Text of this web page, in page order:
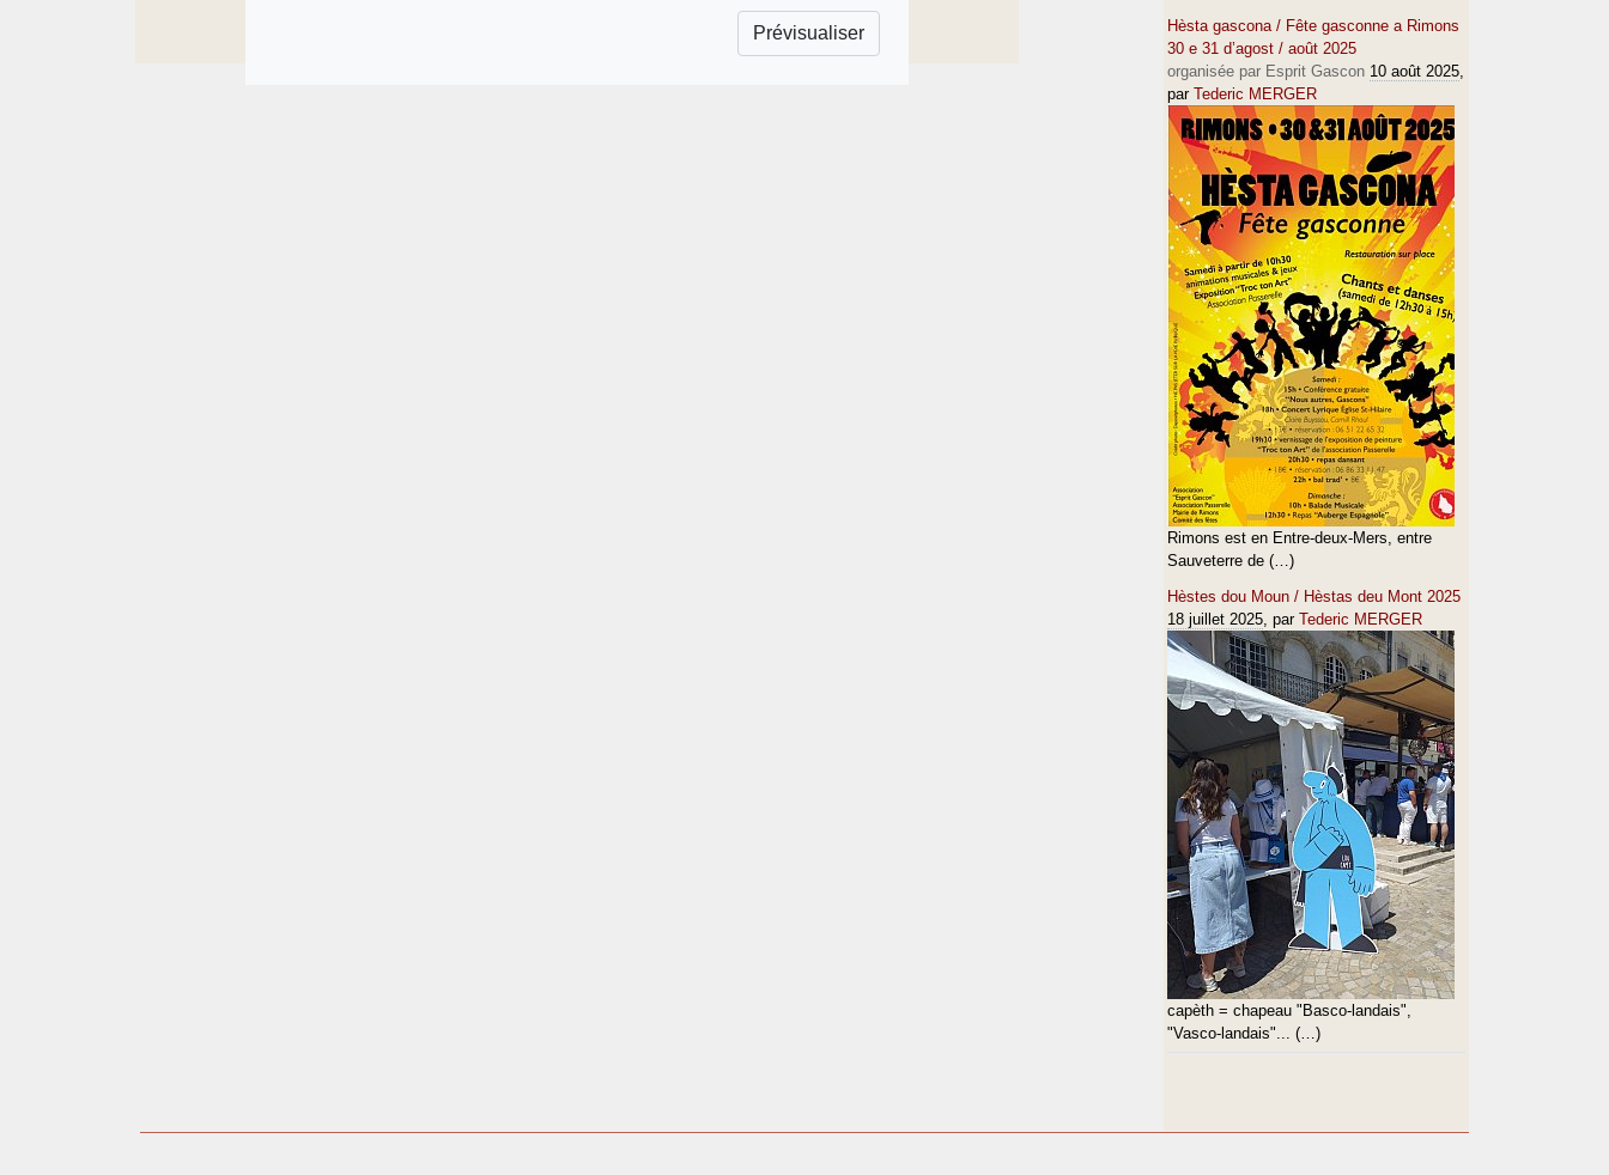
Hèsta gascona / Fête gasconne a Rimons
30 e 31 d’agost / août 2025
organisée par Esprit Gascon 10 août 2025,
par Tederic MERGER
Rimons est en Entre-deux-Mers, entre
Sauveterre de (…)
Hèstes dou Moun / Hèstas deu Mont 2025
18 juillet 2025, par Tederic MERGER
capèth = chapeau "Basco-landais",
"Vasco-landais"... (…)